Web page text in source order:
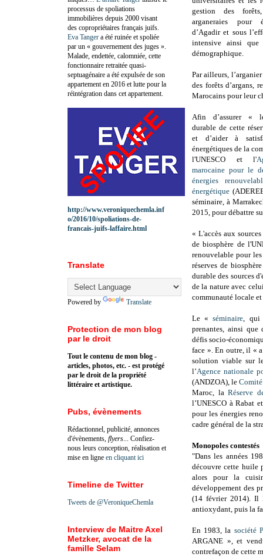
gestion des
arganeraies pour
d’Agadir et sous
intensive ainsi que
démographique.
Par ailleurs,
des forêts d’argans,
Marocains pour leur
Afin d’assurer «
durable de cette
et d’aider à
énergétiques de la
l'UNESCO et l'
marocaine pour le
énergies
énergétique
séminaire, à
2015, pour débattre
« L'accès aux
de biosphère de
renouvelable pour
réserves de
durable des sources
de la nature avec
communauté locale
Le «séminaire, qui
prenantes, ainsi
défis socio-
face ». En outre, il «
solution viable sur
l’Agence nationale
(ANDZOA), le
Maroc, laRéserve
l’UNESCO à Rabat
pour les énergies
cadre général de la
Monopoles contestés
"Dans les années
découvre cette huile
alors pour la
développement des
(14 février 2014). Il
antioxydant, puis la
En 1983, la société
ARGANE », et
contrefaçon de cette
processus de spoliations
immobilières depuis 2000 visant
des copropriétaires français juifs.
Eva Tanger a été ruinée et spoliée
par un « gouvernement des juges ».
Malade, endettée, calomniée, cette
fonctionnaire retraitée quasi-
septuagénaire a été expulsée de son
appartement en 2016 et lutte pour la
réintégration dans cet appartement.
http://www.veroniquechemla.inf
o/2016/10/spoliations-de-
francais-juifs-laffaire.html
Translate
Powered by Translate
Protection de mon blog
par le droit
Tout le contenu de mon blog -
articles, photos, etc. - est protégé
par le droit de la propriété
littéraire et artistique.
Pubs, évènements
Rédactionnel, publicité, annonces
d'évènements, flyers ... Confiez-
nous leurs conception, réalisation et
mise en ligne en cliquant ici
Timeline de Twitter
Tweets de @VeroniqueChemla
Interview de Maitre Axel
Metzker, avocat de la
famille Selam